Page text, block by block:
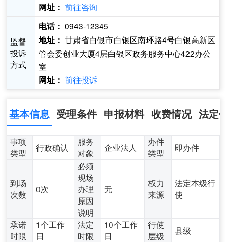
网址： 前往咨询
监督
投诉
方式
电话： 0943-12345
地址： 甘肃省白银市白银区南环路4号白银高新区
管会委创业大厦4层白银区政务服务中心422办公
室
网址： 前往投诉
基本信息 受理条件 申报材料 收费情况 法定
事项
类型
行政确认
服务
对象
企业法人
办件
类型
即办件
到场
次数
0次
必须
现场
办理
原因
说明
无
权力
来源
法定本级行
使
承诺
时限
1个工作
日
法定
时限
10个工作
日
行使
层级
县级